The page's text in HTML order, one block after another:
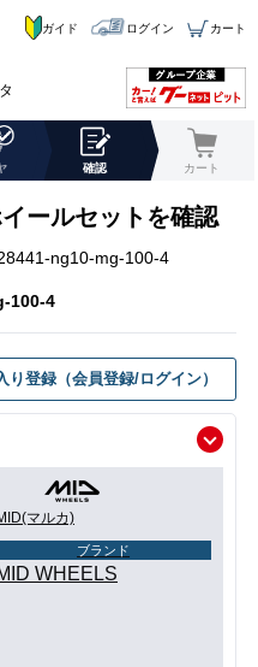
ガイド ログイン カート
確認 カート
ールセットを確認
ng10-mg-100-4
100-4
り登録（会員登録/ログイン）
マルカ)
ブランド
WHEELS